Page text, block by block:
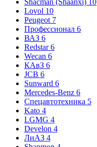
Shacman (Shaanxi) 10
Lovol 10
Peugeot 7
Профессионал 6
ВАЗ 6
Redstar 6
Wecan 6
КАвЗ 6
JCB 6
Sunward 6
Mercedes-Benz 6
Спецавтотехника 5
Kato 4
LGMG 4
Develon 4
ЛиАЗ 4